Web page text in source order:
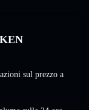
sul prezzo a